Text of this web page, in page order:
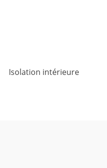
Isolation intérieure